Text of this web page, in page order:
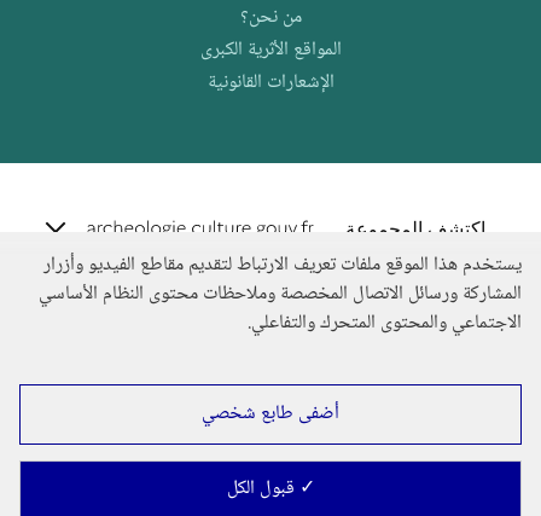
من نحن؟
المواقع الأثرية الكبرى
الإشعارات القانونية
اكتشف المجموعة
يستخدم هذا الموقع ملفات تعريف الارتباط لتقديم مقاطع الفيديو وأزرار
المشاركة ورسائل الاتصال المخصصة وملاحظات محتوى النظام الأساسي
الاجتماعي والمحتوى المتحرك والتفاعلي.
أضفى طابع شخصي
✓ قبول الكل